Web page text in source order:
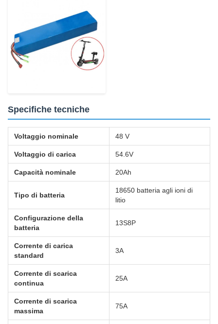
Specifiche tecniche
Voltaggio nominale 48 V
Voltaggio di carica 54.6V
Capacità nominale 20Ah
Tipo di batteria
18650 batteria agli ioni di
litio
Configurazione della
batteria
13S8P
Corrente di carica
standard
3A
Corrente di scarica
continua
25A
Corrente di scarica
massima
75A